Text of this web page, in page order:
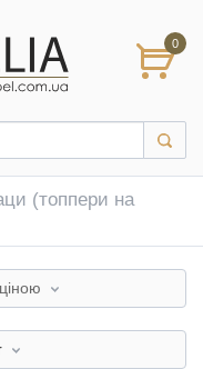
0
(топпери на